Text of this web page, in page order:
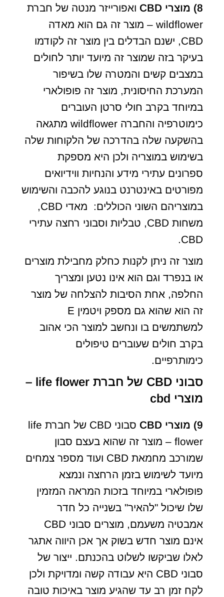
8) מוצרי CBD ואפורייזר מנטה של חברת
wildflower – מוצר זה גם הוא מאדה
CBD, ישנם הבדלים בין מוצר זה לקודמו
בעיקר בזה שמוצר זה מיועד יותר לחולים
במצבים קשים והמטרה שלו בשיפור
המערכת החיסונית, מוצר זה פופולארי
במיוחד בקרב חולי סרטן העוברים
כימוטרפיה והחברה wildflower מתגאה
בהשקעה שלה בהדרכה של הלקוחות שלה
בשימוש במוצריה ולכן היא מספקת
ספרונים עתירי מידע והנחיות ווידיואים
מפורטים באינטרנט בנוגע להכבה והשימוש
במוצריהם השוני הכוללים: מאדי CBD,
משחות CBD, טבליות וסבוני רחצה עתירי
CBD.
מוצר זה ניתן לקנות כחלק מחבילת מוצרים
או בנפרד וגם הוא אינו נטען ומצריך
החלפה, אחת הסיבות להצלחה של מוצר
זה הוא שהוא גם מספק ויטמין E
למשתמשים בו ונחשב למוצר הכי אהוב
בקרב חולים שעוברים טיפולים
כימותרפיים.
סבוני CBD של חברת life flower –
מוצרי cbd
9) מוצרי CBD
סבוני CBD של חברת life
flower – מוצר זה שהוא בעצם סבון
שמורכב מחמאת CBD ועוד מספר צמחים
מיועד לשימוש בזמן הרחצה ונמצא
פופולארי במיוחד בזכות המראה המזמין
שלו שיכול "להאיר" בשנייה כל חדר
אמבטיה משעמם, מוצרים סבוני CBD
אינם מוצר חדש בשוק אך אכן היווה אתגר
לאלו שביקשו לשלוט בהכנתם. ייצור של
סבוני CBD היא עבודה קשה ומדויקת ולכן
לקח זמן רב עד שהגיע מוצר באיכות טובה